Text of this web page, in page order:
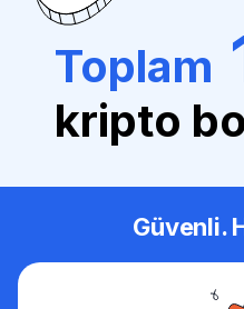
Toplam
kripto
Güvenli.